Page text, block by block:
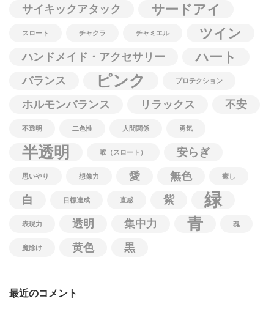
サイキックアタック サードアイ
スロート チャクラ チャミエル ツイン
ハンドメイド・アクセサリー ハート
バランス ピンク プロテクション
ホルモンバランス リラックス 不安
不透明 二色性 人間関係 勇気
半透明 喉（スロート） 安らぎ
思いやり 想像力 愛 無色 癒し
白 目標達成 直感 紫 緑
表現力 透明 集中力 青 魂
魔除け 黄色 黒
最近のコメント